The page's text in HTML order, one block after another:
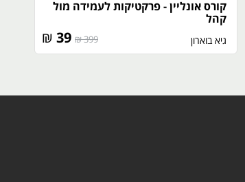
קורס אונליין - פרקטיקות לעמידה מול
קהל
גיא בוארון 399 ₪
₪